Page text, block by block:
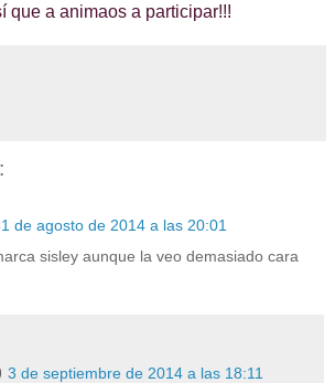
que a animaos a participar!!!
de agosto de 2014 a las 20:01
sisley aunque la veo demasiado cara
3 de septiembre de 2014 a las 18:11